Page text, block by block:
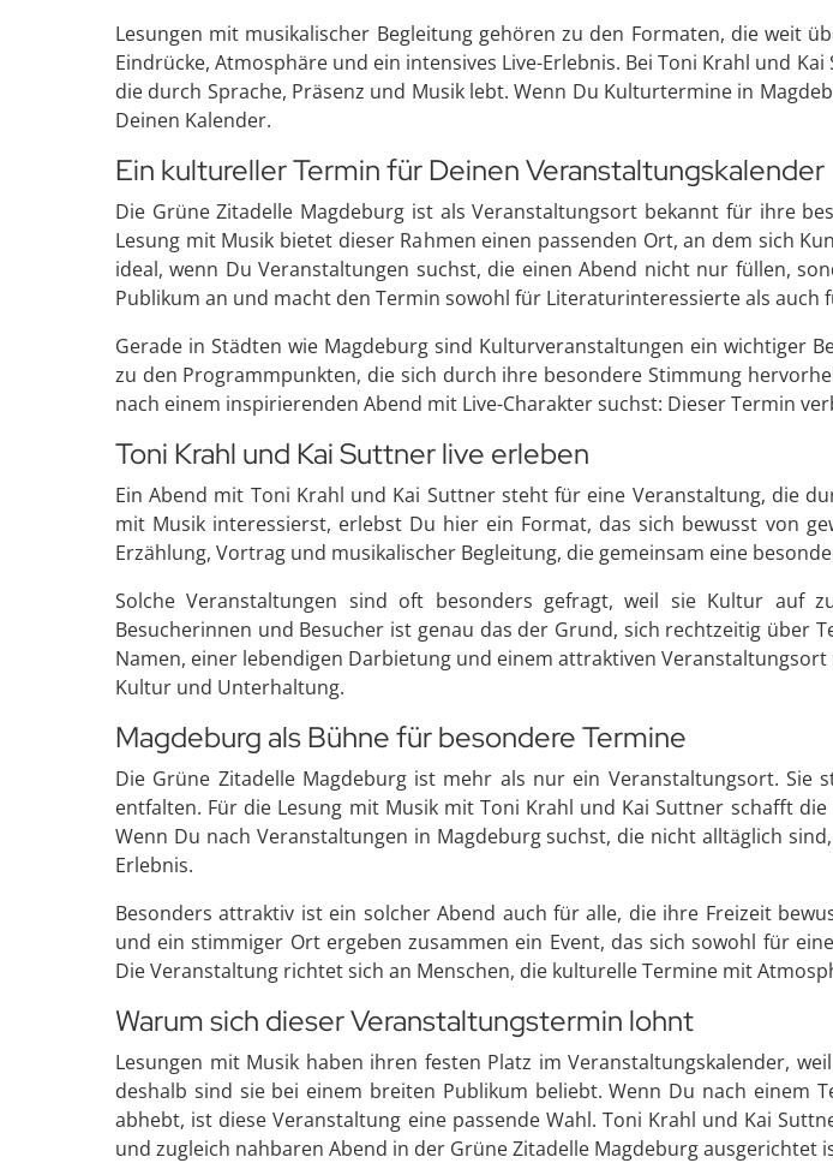
Lesungen mit musikalischer Begleitung gehören zu den Formaten, die weit
Eindrücke, Atmosphäre und ein intensives Live-Erlebnis. Bei Toni Krahl und
die durch Sprache, Präsenz und Musik lebt. Wenn Du Kulturtermine in
Deinen Kalender.
Ein kultureller Termin für Deinen Veranstaltungskalender
Die Grüne Zitadelle Magdeburg ist als Veranstaltungsort bekannt für ihre
Lesung mit Musik bietet dieser Rahmen einen passenden Ort, an dem sich
ideal, wenn Du Veranstaltungen suchst, die einen Abend nicht nur füllen,
Publikum an und macht den Termin sowohl für Literaturinteressierte als auch
Gerade in Städten wie Magdeburg sind Kulturveranstaltungen ein wichtiger
zu den Programmpunkten, die sich durch ihre besondere Stimmung
nach einem inspirierenden Abend mit Live-Charakter suchst: Dieser Termin
Toni Krahl und Kai Suttner live erleben
Ein Abend mit Toni Krahl und Kai Suttner steht für eine Veranstaltung, die
mit Musik interessierst, erlebst Du hier ein Format, das sich bewusst von
Erzählung, Vortrag und musikalischer Begleitung, die gemeinsam eine
Solche Veranstaltungen sind oft besonders gefragt, weil sie Kultur auf
Besucherinnen und Besucher ist genau das der Grund, sich rechtzeitig über
Namen, einer lebendigen Darbietung und einem attraktiven
Kultur und Unterhaltung.
Magdeburg als Bühne für besondere Termine
Die Grüne Zitadelle Magdeburg ist mehr als nur ein Veranstaltungsort.
entfalten. Für die Lesung mit Musik mit Toni Krahl und Kai Suttner schafft
Wenn Du nach Veranstaltungen in Magdeburg suchst, die nicht alltäglich
Erlebnis.
Besonders attraktiv ist ein solcher Abend auch für alle, die ihre Freizeit
und ein stimmiger Ort ergeben zusammen ein Event, das sich sowohl für
Die Veranstaltung richtet sich an Menschen, die kulturelle Termine mit
Warum sich dieser Veranstaltungstermin lohnt
Lesungen mit Musik haben ihren festen Platz im Veranstaltungskalender,
deshalb sind sie bei einem breiten Publikum beliebt. Wenn Du nach einem
abhebt, ist diese Veranstaltung eine passende Wahl. Toni Krahl und Kai
und zugleich nahbaren Abend in der Grüne Zitadelle Magdeburg ausgerichtet